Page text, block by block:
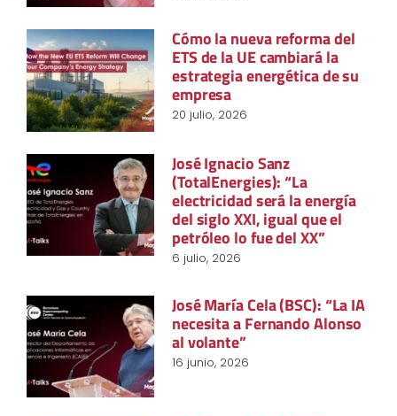
Cómo la nueva reforma del
ETS de la UE cambiará la
estrategia energética de su
empresa
20 julio, 2026
José Ignacio Sanz
(TotalEnergies): “La
electricidad será la energía
del siglo XXI, igual que el
petróleo lo fue del XX”
6 julio, 2026
José María Cela (BSC): “La IA
necesita a Fernando Alonso
al volante”
16 junio, 2026